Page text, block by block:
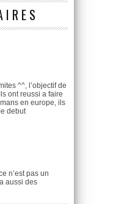
^^, l’objectif de
ont reussi a faire
en europe, ils
debut
n’est pas un
aussi des